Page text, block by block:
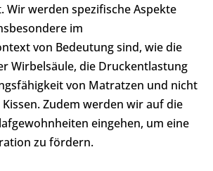
Wir werden spezifische Aspekte
im
von Bedeutung sind, wie die
Wirbelsäule, die Druckentlastung
von Matratzen und nicht
Zudem werden wir auf die
eingehen, um eine
zu fördern.